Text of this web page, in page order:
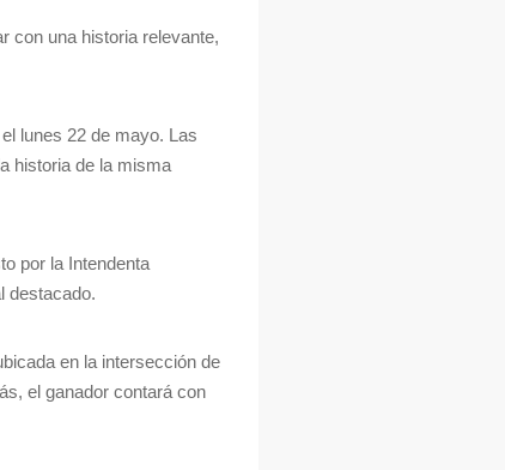
con una historia relevante,
lunes 22 de mayo. Las
historia de la misma
por la Intendenta
destacado.
en la intersección de
el ganador contará con